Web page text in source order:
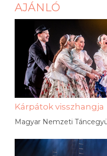
AJÁNLÓ
Kárpátok visszhangja
Magyar Nemzeti